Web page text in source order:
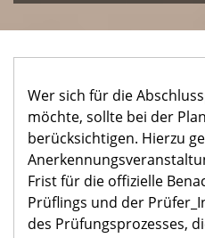
Wer sich für die
möchte, sollte bei der
berücksichtigen. Hierzu
Frist für die offizielle
Prüflings und der
des Prüfungsprozesses,